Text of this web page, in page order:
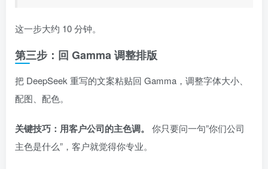
这一步大约 10 分钟。
第三步：回 Gamma 调整排版
把 DeepSeek 重写的文案粘贴回 Gamma，调整字体大小、
配图、配色。
关键技巧：用客户公司的主色调。
你只要问一句”你们公司
主色是什么”，客户就觉得你专业。